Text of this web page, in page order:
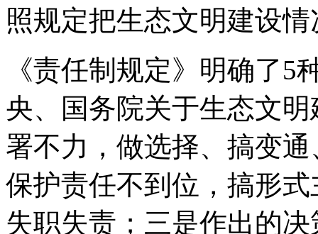
照规定把生态文明建设
《责任制规定》明确了
央、国务院关于生态文
署不力，做选择、搞变
保护责任不到位，搞形
失职失责；三是作出的